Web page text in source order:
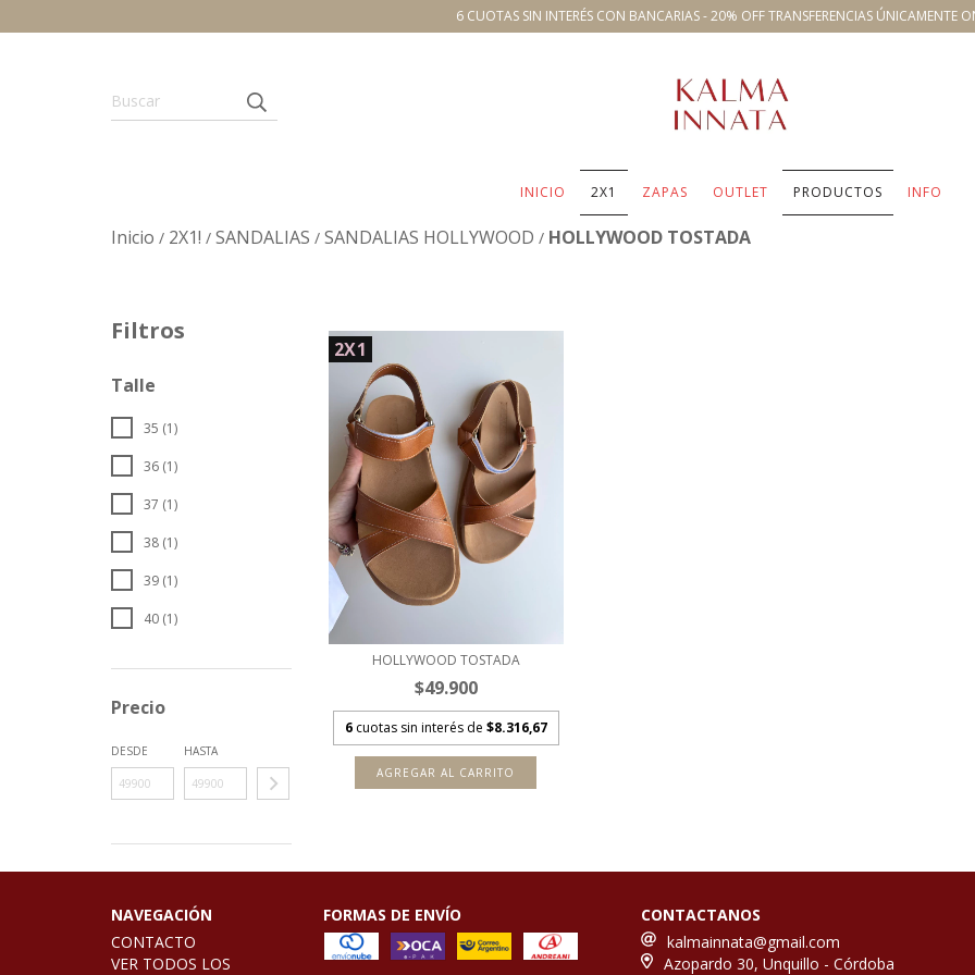
6 CUOTAS SIN INTERÉS CON BANCARIAS - 20% OFF TRANSFERENCIAS ÚNICAMENTE
INICIO 2X1 ZAPAS OUTLET PRODUCTOS INFO
Inicio / 2X1! / SANDALIAS / SANDALIAS HOLLYWOOD / HOLLYWOOD TOSTADA
Filtros
Talle
35 (1)
36 (1)
37 (1)
38 (1)
39 (1)
40 (1)
Precio
DESDE HASTA
2X1
HOLLYWOOD TOSTADA
$49.900
6 cuotas sin interés de $8.316,67
AGREGAR AL CARRITO
NAVEGACIÓN
CONTACTO
VER TODOS LOS
FORMAS DE ENVÍO
CONTACTANOS
kalmainnata@gmail.com
Azopardo 30, Unquillo - Córdoba